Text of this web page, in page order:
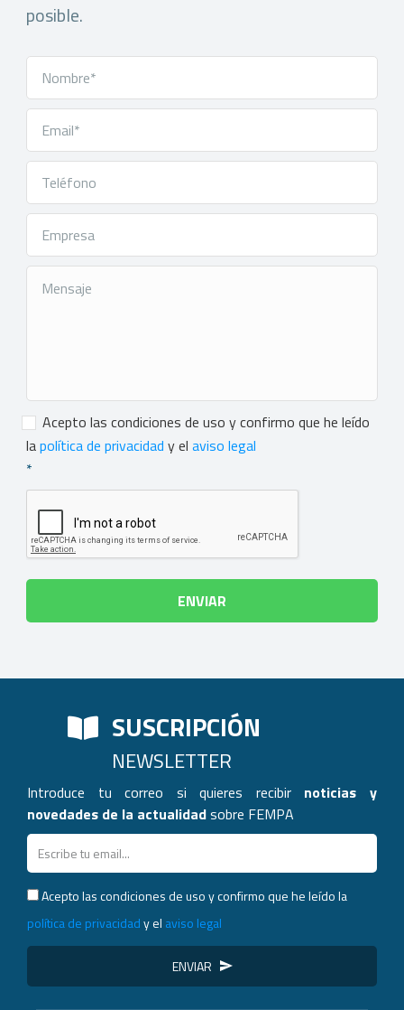
posible.
Consentimiento*
Acepto las condiciones de uso y confirmo que he leído
lapolítica de privacidad y el aviso legal
*
SUSCRIPCIÓN
NEWSLETTER
Introduce tu correo si quieres recibir noticias y
novedades de la actualidadsobre FEMPA
Acepto las condiciones de uso y confirmo que he leído la
política de privacidady el aviso legal
ENVIAR